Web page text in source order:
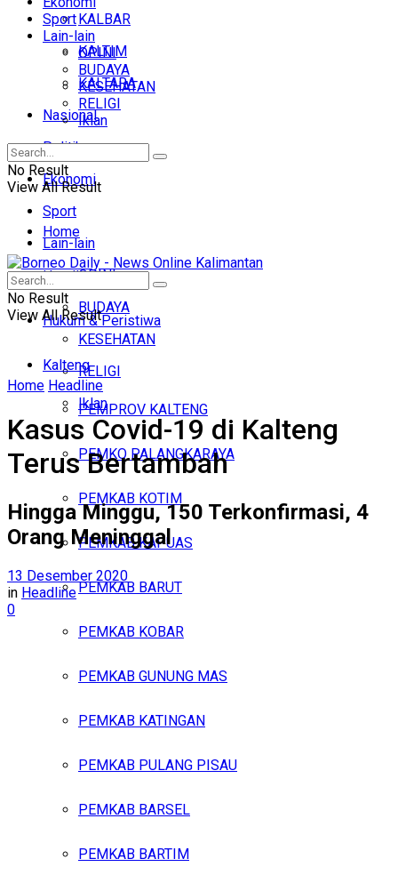
KALBAR
KALTIM
KALTARA
Nasional
Politik
Ekonomi
Sport
Lain-lain
OPINI
BUDAYA
KESEHATAN
RELIGI
Iklan
Sabtu, Agustus 8, 2026
Sport
Lain-lain
OPINI
BUDAYA
KESEHATAN
RELIGI
Iklan
No Result
View All Result
Home
Headline
Hukum & Peristiwa
Kalteng
PEMPROV KALTENG
PEMKO PALANGKARAYA
PEMKAB KOTIM
PEMKAB KAPUAS
PEMKAB BARUT
PEMKAB KOBAR
PEMKAB GUNUNG MAS
PEMKAB KATINGAN
PEMKAB PULANG PISAU
PEMKAB BARSEL
PEMKAB BARTIM
No Result
View All Result
Home Headline
Kasus Covid-19 di Kalteng
Terus Bertambah
Hingga Minggu, 150 Terkonfirmasi, 4
Orang Meninggal
13 Desember 2020
in Headline
0